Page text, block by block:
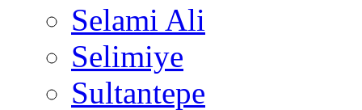
Selami Ali
Selimiye
Sultantepe